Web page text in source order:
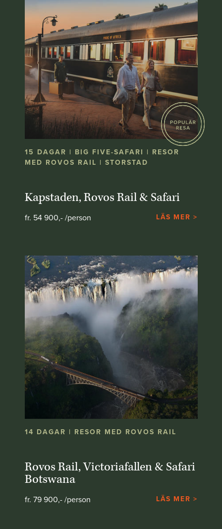
15 DAGAR | BIG FIVE-SAFARI | RESOR
MED ROVOS RAIL | STORSTAD
Kapstaden, Rovos Rail & Safari
fr. 54 900,- /person LÄS MER >
14 DAGAR | RESOR MED ROVOS RAIL
Rovos Rail, Victoriafallen & Safari
Botswana
fr. 79 900,- /person LÄS MER >